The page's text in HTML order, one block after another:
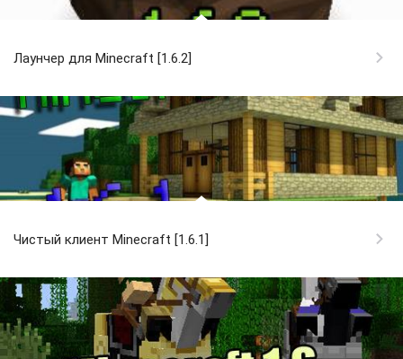
Лаунчер для Minecraft [1.6.2]
Чистый клиент Minecraft [1.6.1]